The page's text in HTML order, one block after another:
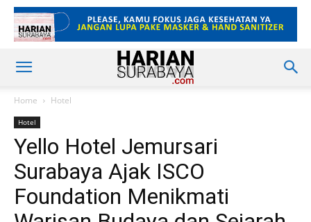
Home Hotel
Hotel
Yello Hotel Jemursari
Surabaya Ajak ISCO
Foundation Menikmati